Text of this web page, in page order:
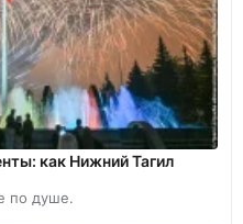
как Нижний Тагил
по душе.